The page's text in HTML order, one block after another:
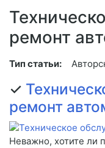
ремонт
Тип статьи:
✓
ремонт
Неважно, хотите ли